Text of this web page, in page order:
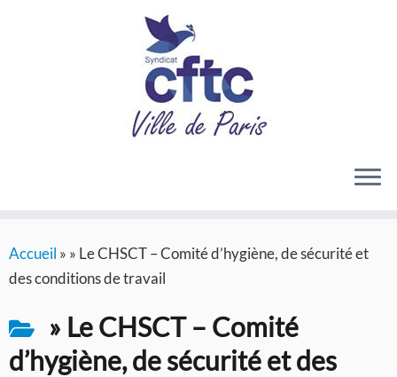
au
contenu
Accueil » » Le CHSCT – Comité d’hygiène, de sécurité et
des conditions de travail
» Le CHSCT – Comité
d’hygiène, de sécurité et des